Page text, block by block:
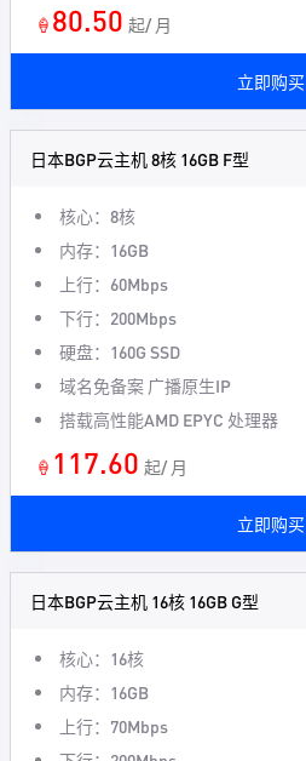
🍦 80.50 起/ 月
立即购买
日本BGP云主机 8核 16GB F型
核心：8核
内存：16GB
上行：60Mbps
下行：200Mbps
硬盘：160G SSD
域名免备案 广播原生IP
搭载高性能AMD EPYC 处理器
🍦 117.60 起/ 月
立即购买
日本BGP云主机 16核 16GB G型
核心：16核
内存：16GB
上行：70Mbps